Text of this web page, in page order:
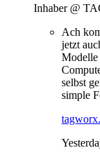
Inhaber @
Ach
jetzt
Modelle
selbst
simple